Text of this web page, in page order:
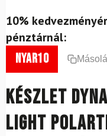
10%
pénztárnál:
nyar10
Készlet
Light